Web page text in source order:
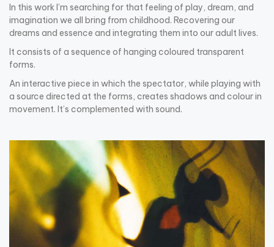
In this work I’m searching for that feeling of play, dream, and
imagination we all bring from childhood. Recovering our
dreams and essence and integrating them into our adult lives.
It consists of a sequence of hanging coloured transparent
forms.
An interactive piece in which the spectator, while playing with
a source directed at the forms, creates shadows and colour in
movement. It’s complemented with sound.